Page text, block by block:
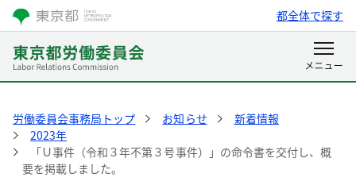
都全体で探す
労働委員会事務局トップ お知らせ
新着情報
2023年
「Ｕ事件（令和３年不第３号事件）」の命令書を交付し、概
要を掲載しました。